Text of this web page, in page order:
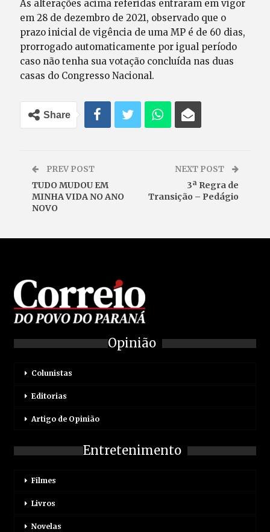
As alterações acima referidas entraram em vigor
em 28 de dezembro de 2021, observado que o
prazo inicial de vigência de uma MP é de 60 dias,
prorrogado automaticamente por igual período
caso não tenha sua votação concluída nas duas
casas do Congresso Nacional.
Share
PREV POST
TUDO MUDOU EM
MINHA VIDA NO ANO
NOVO
NEXT POST
3ª Regra de
Transição – Pedágio
Opinião
Colunistas
Editorias
Artigo de Opinião
Entretenimento
Filmes
Livros
Novelas